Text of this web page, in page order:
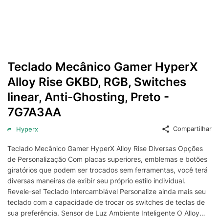
Teclado Mecânico Gamer HyperX
Alloy Rise GKBD, RGB, Switches
linear, Anti-Ghosting, Preto -
7G7A3AA
Hyperx Compartilhar
Teclado Mecânico Gamer HyperX Alloy Rise Diversas Opções
de Personalização Com placas superiores, emblemas e botões
giratórios que podem ser trocados sem ferramentas, você terá
diversas maneiras de exibir seu próprio estilo individual.
Revele-se! Teclado Intercambiável Personalize ainda mais seu
teclado com a capacidade de trocar os switches de teclas de
sua preferência. Sensor de Luz Ambiente Inteligente O Alloy